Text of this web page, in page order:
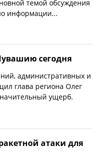
темой обсуждения
информации...
сегодня
административных и
глава региона Олег
ущерб.
атаки для